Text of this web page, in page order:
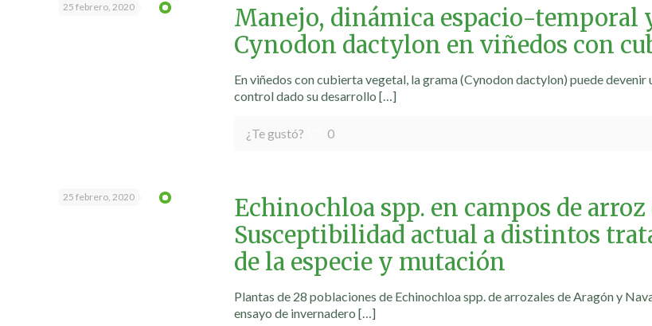
25 febrero, 2020
Manejo, dinámica espacio-temporal
Cynodon dactylon en viñedos con
En viñedos con cubierta vegetal, la grama (Cynodon dactylon) puede
control dado su desarrollo […]
¿Te gustó? 0
25 febrero, 2020
Echinochloa spp. en campos de
Susceptibilidad actual a distintos
de la especie y mutación
Plantas de 28 poblaciones de Echinochloa spp. de arrozales de Aragón y
ensayo de invernadero […]